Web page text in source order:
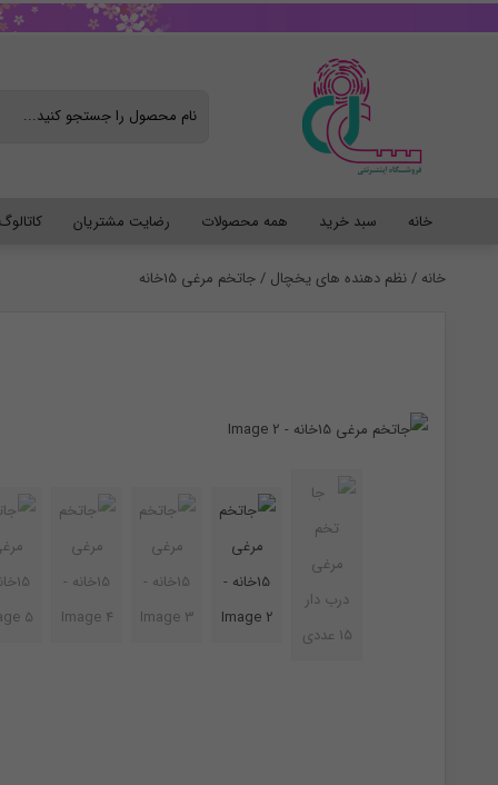
خانه سبد خرید همه محصولات رضایت مشتریان
خانه /نظم دهنده های یخچال / جاتخم مرغی 15خانه